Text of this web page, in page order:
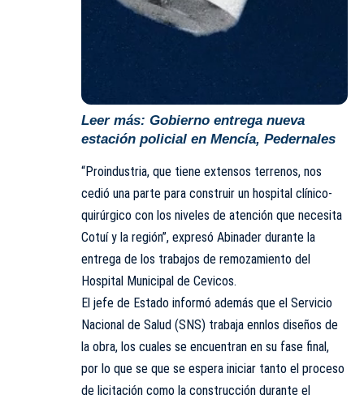
Leer más: Gobierno entrega nueva
estación policial en Mencía, Pedernales
“Proindustria, que tiene extensos terrenos, nos
cedió una parte para construir un hospital clínico-
quirúrgico con los niveles de atención que necesita
Cotuí y la región”, expresó Abinader durante la
entrega de los trabajos de remozamiento del
Hospital Municipal de Cevicos.
El jefe de Estado informó además que el Servicio
Nacional de Salud (SNS) trabaja ennlos diseños de
la obra, los cuales se encuentran en su fase final,
por lo que se que se espera iniciar tanto el proceso
de licitación como la construcción durante el